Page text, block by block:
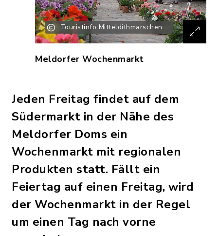
Touristinfo Mitteldithmarschen
Meldorfer Wochenmarkt
Jeden Freitag findet auf dem
Südermarkt in der Nähe des
Meldorfer Doms ein
Wochenmarkt mit regionalen
Produkten statt. Fällt ein
Feiertag auf einen Freitag, wird
der Wochenmarkt in der Regel
um einen Tag nach vorne